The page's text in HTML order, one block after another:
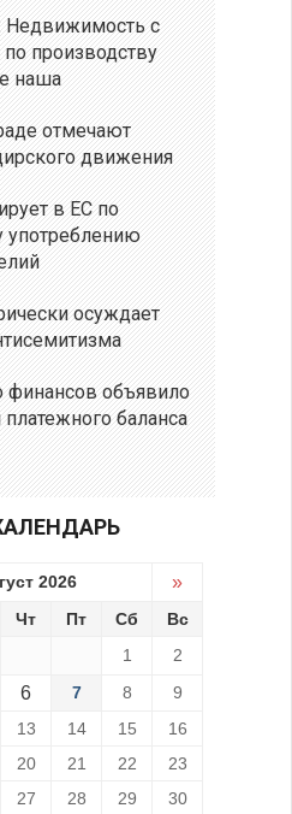
с
производству
наша
отмечают
движения
в ЕС по
осуждает
финансов объявило
баланса
2026 »
Чт Пт Сб
Вс
1
2
6 7 8
9
13 14 15
16
20 21 22
23
27 28 29 30